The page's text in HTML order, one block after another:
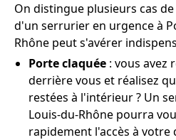
On distingue plusieurs cas
d'un serrurier en urgence à
Rhône peut s'avérer
Porte claquée : vous avez
derrière vous et réalisez
restées à l'intérieur ? Un
Louis-du-Rhône pourra
rapidement l'accès à votre